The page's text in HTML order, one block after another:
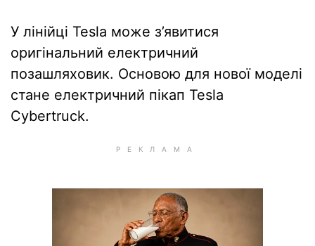
У лінійці Tesla може з’явитися
оригінальний електричний
позашляховик. Основою для нової моделі
стане електричний пікап Tesla
Cybertruck.